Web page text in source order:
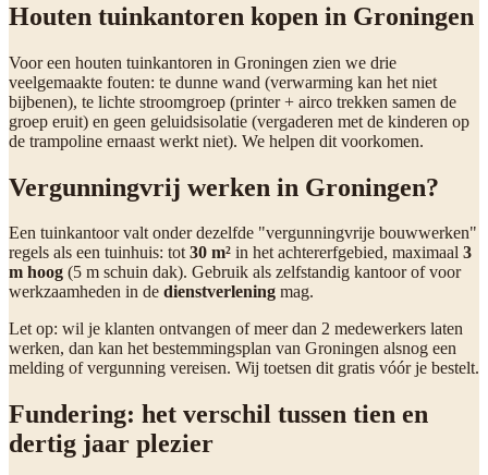
Houten tuinkantoren kopen in Groningen
Voor een houten tuinkantoren in Groningen zien we drie
veelgemaakte fouten: te dunne wand (verwarming kan het niet
bijbenen), te lichte stroomgroep (printer + airco trekken samen de
groep eruit) en geen geluidsisolatie (vergaderen met de kinderen op
de trampoline ernaast werkt niet). We helpen dit voorkomen.
Vergunningvrij werken in Groningen?
Een tuinkantoor valt onder dezelfde "vergunningvrije bouwwerken"
regels als een tuinhuis: tot30 m² in het achtererfgebied, maximaal 3
m hoog (5 m schuin dak). Gebruik als zelfstandig kantoor of voor
werkzaamheden in de dienstverlening mag.
Let op: wil je klanten ontvangen of meer dan 2 medewerkers laten
werken, dan kan het bestemmingsplan van Groningen alsnog een
melding of vergunning vereisen. Wij toetsen dit gratis vóór je bestelt.
Fundering: het verschil tussen tien en
dertig jaar plezier